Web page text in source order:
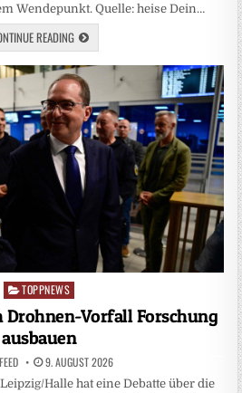
Wendepunkt. Quelle: heise Dein…
READING
Posted
in
TOPPNEWS
Vorfall Forschung
ausbauen
9. AUGUST 2026
Halle hat eine Debatte über die